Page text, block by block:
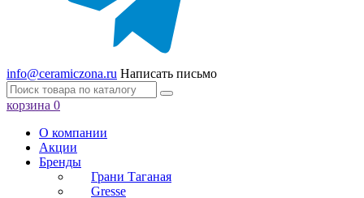
info@ceramiczona.ru Написать письмо
корзина 0
О компании
Акции
Бренды
Грани Таганая
Gresse